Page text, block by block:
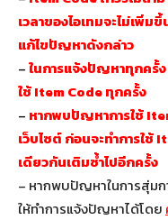
เวลาของไอเทมจะไม่เพิ่
แก้ไขปัญหาดังกล่าว
–ในการแจ้งปัญหาทุกครั้
ใช้ Item Code ทุกครั้ง
– หากพบปัญหาการใช้
เว็บไซต์ ก่อนจะทำการใช้
เดียวกันเติมซ้ำไปอีกครั้ง
– หากพบปัญหาในการสุ่มก
ให้ทำการแจ้งปัญหาได้โดย